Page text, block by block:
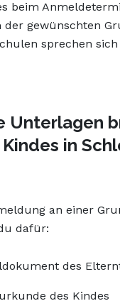
beim
der gewünschten
sprechen
Unterlagen
in
an einer
dafür:
des
des Kindes